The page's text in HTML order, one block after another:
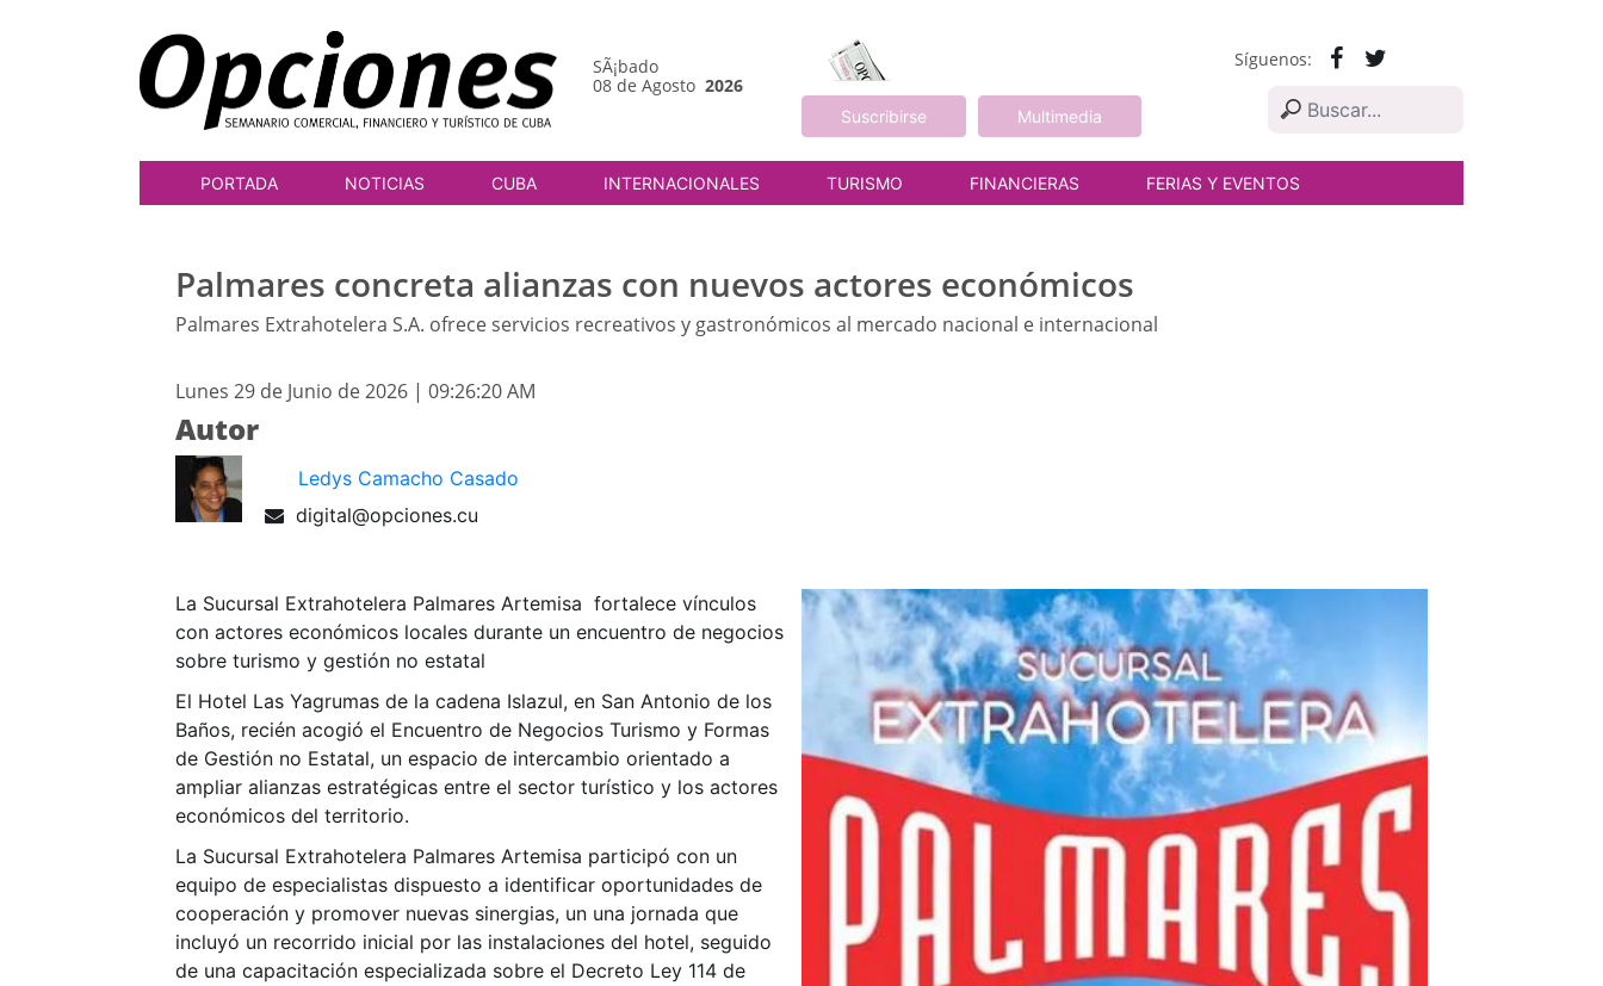
SÃ¡bado
08 de Agosto 2026
Suscribirse Multimedia
Síguenos:
PORTADA NOTICIAS CUBA INTERNACIONALES TURISMO FINANCIERAS FERIAS Y EVENTOS
Palmares concreta alianzas con nuevos actores económicos
Palmares Extrahotelera S.A. ofrece servicios recreativos y gastronómicos al mercado nacional e internacional
Lunes 29 de Junio de 2026 | 09:26:20 AM
Autor
Ledys Camacho Casado
digital@opciones.cu
La Sucursal Extrahotelera Palmares Artemisa fortalece vínculos
con actores económicos locales durante un encuentro de negocios
sobre turismo y gestión no estatal
El Hotel Las Yagrumas de la cadena Islazul, en San Antonio de los
Baños, recién acogió el Encuentro de Negocios Turismo y Formas
de Gestión no Estatal, un espacio de intercambio orientado a
ampliar alianzas estratégicas entre el sector turístico y los actores
económicos del territorio.
La Sucursal Extrahotelera Palmares Artemisa participó con un
equipo de especialistas dispuesto a identificar oportunidades de
cooperación y promover nuevas sinergias, un una jornada que
incluyó un recorrido inicial por las instalaciones del hotel, seguido
de una capacitación especializada sobre el Decreto Ley 114 de